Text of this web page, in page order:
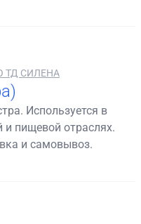
ТД СИЛЕНА
Используется в
пищевой отраслях.
и самовывоз.